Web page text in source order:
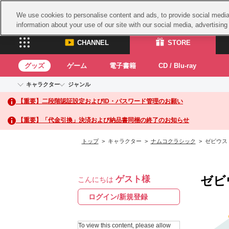
CHANNEL STORE
CHANNEL
ASOBI CHANNEL TOP
STORE
ASOBI STORE
グッズ
CD / Blu-ray
グッズ ゲーム 電子書籍 CD / Blu-ray
キャラクター
アイドルマスターシリーズ
アイドルマスター
アイドルマスター シンデレラガールズ
アイドルマスター ミリオンライブ！
プロジェクトアイマス ヴイアライヴ
テイルズ オブ シリーズ
スサ
ジャンル
イベントグッズ
トイ・ホビー
【重要】二段階認証設定およびID・パスワード管理のお願い
【重要】「代金引換」決済および納品書同梱の終了のお知らせ
トップ> キャラクター > ナムコクラシック > ゼビウス
こんにちは ゲスト様
ログイン/新規登録
To view this content, please allow
ゼ
We use cookies to personalise content and ads, to provide social
information about your use of our site with our social media,